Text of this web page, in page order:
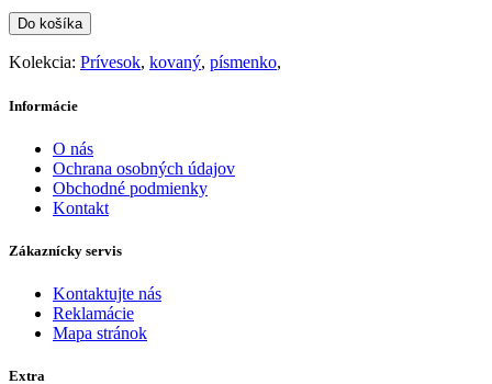
Do košíka
Kolekcia: Prívesok, kovaný, písmenko,
Informácie
O nás
Ochrana osobných údajov
Obchodné podmienky
Kontakt
Zákaznícky servis
Kontaktujte nás
Reklamácie
Mapa stránok
Extra